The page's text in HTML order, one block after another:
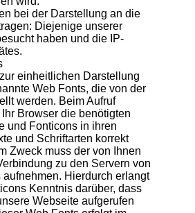
bei der Darstellung an die
Diejenige unserer
haben und die IP-
einheitlichen Darstellung
Web Fonts, die von der
werden. Beim Aufruf
Browser die benötigten
und Fonticons in ihren
und Schriftarten korrekt
Zweck muss der von Ihnen
zu den Servern von
Hierdurch erlangt
Kenntnis darüber, dass
Webseite aufgerufen